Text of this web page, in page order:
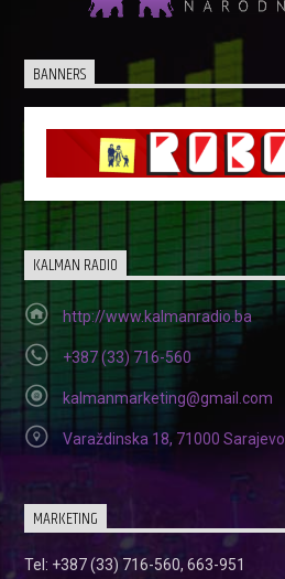
BANNERS
KALMAN RADIO
http://www.kalmanradio.ba
+387 (33) 716-560
kalmanmarketing@gmail.com
Varaždinska 18, 71000 Sarajevo
MARKETING
Tel: +387 (33) 716-560, 663-951